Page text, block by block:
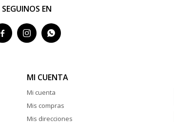
SEGUINOS EN
  
MI CUENTA
Mi cuenta
Mis compras
Mis direcciones